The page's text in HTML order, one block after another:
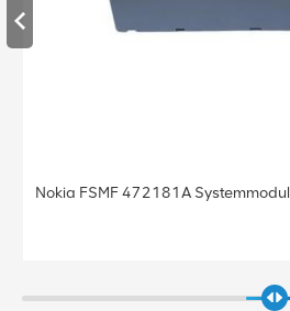
Nokia FSMF 472181A Systemmodul